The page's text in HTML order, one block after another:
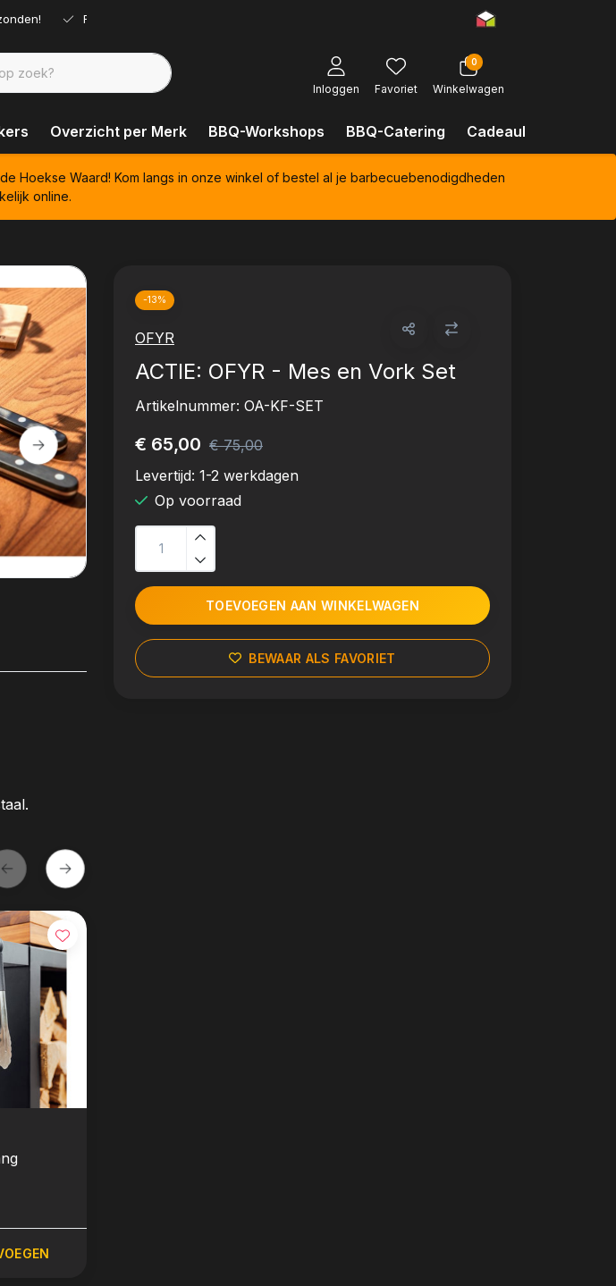
Ruim assortiment!
Inloggen Favoriet
0
Winkelwagen
Overzicht per Merk BBQ-Workshops BBQ-Catering Cadeaubonnen
Hoekse Waard! Kom langs in onze winkel of bestel al je barbecuebenodigdheden
online.
-13%
OFYR
ACTIE: OFYR - Mes en Vork Set
Artikelnummer: OA-KF-SET
€ 65,00 € 75,00
Levertijd: 1-2 werkdagen
Op voorraad
TOEVOEGEN AAN WINKELWAGEN
BEWAAR ALS FAVORIET